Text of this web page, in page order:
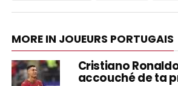
MORE IN JOUEURS PORTUGAIS
Cristiano
accouché de ta